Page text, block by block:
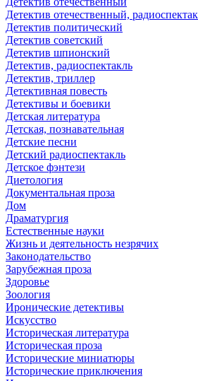
Детектив отечественный,
Детектив политический
Детектив советский
Детектив шпионский
Детектив, радиоспектакль
Детектив, триллер
Детективная повесть
Детективы и боевики
Детская литература
Детская, познавательная
Детские песни
Детский радиоспектакль
Детское фэнтези
Диетология
Документальная проза
Дом
Драматургия
Естественные науки
Жизнь и деятельность незрячих
Законодательство
Зарубежная проза
Здоровье
Зоология
Иронические детективы
Искусство
Историческая литература
Историческая проза
Исторические миниатюры
Исторические приключения